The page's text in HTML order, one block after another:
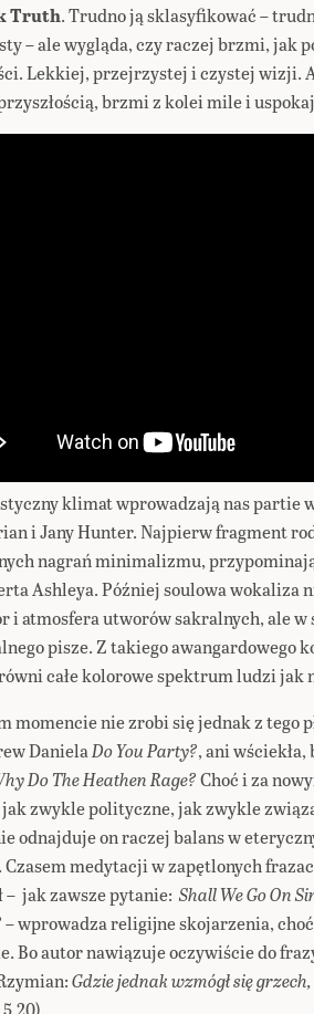
Truth. Trudno ją sklasyfikować –
– ale wygląda, czy raczej brzmi, jak
Lekkiej, przejrzystej i czystej wizji.
brzmi z kolei mile i
klimat wprowadzają nas partie
i Jany Hunter. Najpierw fragment
nagrań minimalizmu,
Ashleya. Później soulowa wokaliza
i atmosfera utworów sakralnych, ale
pisze. Z takiego awangardowego
całe kolorowe spektrum ludzi jak
momencie nie zrobi się jednak z tego
DanielaDo You Party?, ani
Do The Heathen Rage?Choć i za
zwykle polityczne, jak zwykle
odnajduje on raczej balans w
medytacji w zapętlonych
– jak zawsze pytanie: Shall We Go On
– wprowadza religijne skojarzenia,
Bo autor nawiązuje oczywiście do
Gdzie jednak wzmógł się